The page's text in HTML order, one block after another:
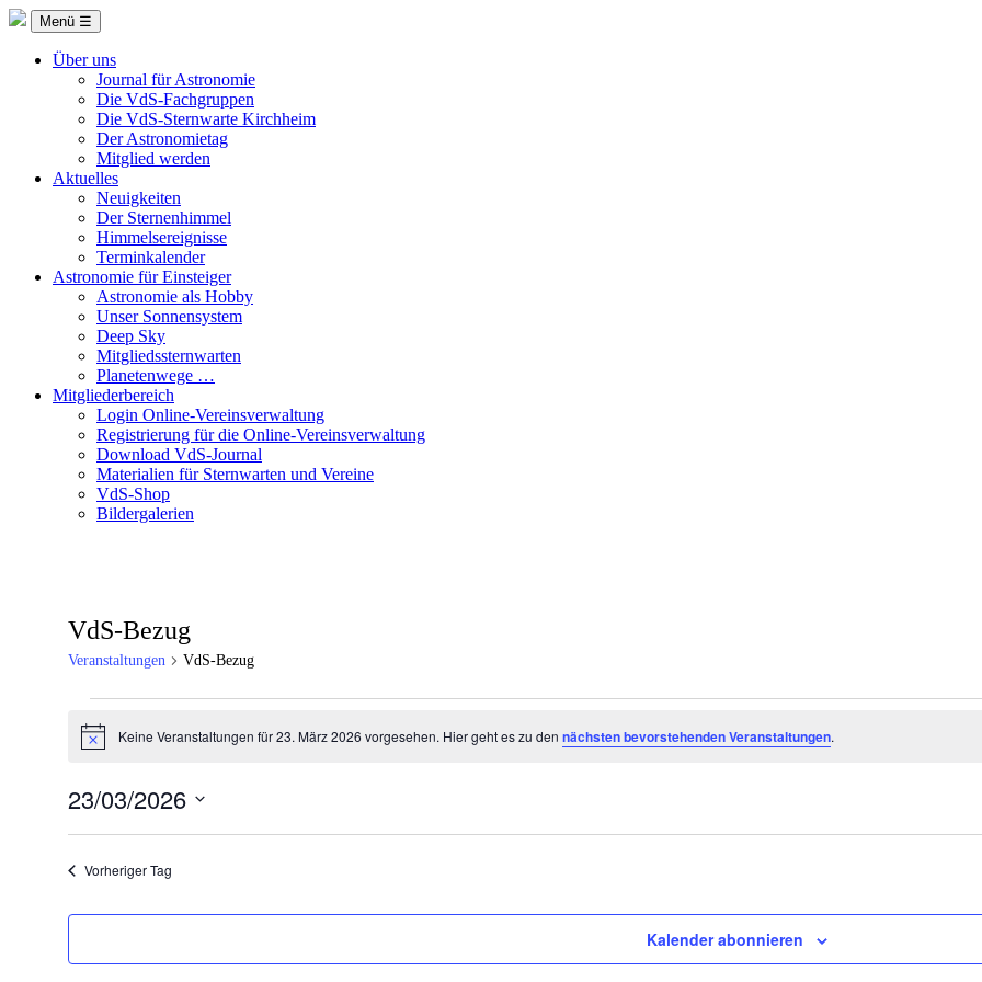
Menü ☰
Über uns
Journal für Astronomie
Die VdS-Fachgruppen
Die VdS-Sternwarte Kirchheim
Der Astronomietag
Mitglied werden
Aktuelles
Neuigkeiten
Der Sternenhimmel
Himmelsereignisse
Terminkalender
Astronomie für Einsteiger
Astronomie als Hobby
Unser Sonnensystem
Deep Sky
Mitgliedssternwarten
Planetenwege …
Mitgliederbereich
Login Online-Vereinsverwaltung
Registrierung für die Online-Vereinsverwaltung
Download VdS-Journal
Materialien für Sternwarten und Vereine
VdS-Shop
Bildergalerien
VdS-Bezug
Veranstaltungen VdS-Bezug
für
März
2026
HinweisKeine Veranstaltungen für 23. März 2026 vorgesehen. Hier geht es zu den nächsten bevorstehenden Veranstaltungen.
23/03/2026
Vorheriger Tag
Kalender abonnieren